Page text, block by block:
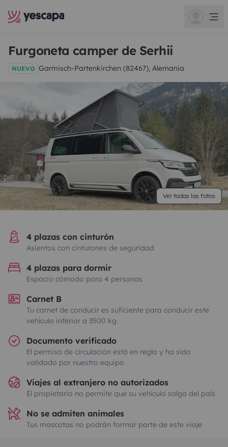
Furgoneta camper de Serhii
NUEVO Garmisch-Partenkirchen (82467), Alemania
Ver todas las fotos
4 plazas con cinturón
Asientos con cinturones de seguridad
4 plazas para dormir
Espacio cómodo para 4 personas
Carnet B
Tu carnet de conducir es suficiente para conducir este
vehículo inferior a 3500 kg.
Documento verificado
El permiso de circulación está en regla y ha sido
validado por nuestro equipo
Viajes al extranjero no autorizados
El propietario no permite que su vehículo salga del país
No se admiten animales
Tus mascotas no podrán formar parte de este viaje